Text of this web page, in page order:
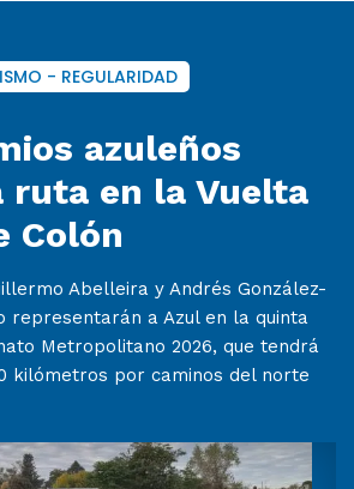
- REGULARIDAD
azuleños
ruta en la Vuelta
Colón
Abelleira y Andrés González-
representarán a Azul en la quinta
Metropolitano 2026, que tendrá
kilómetros por caminos del norte